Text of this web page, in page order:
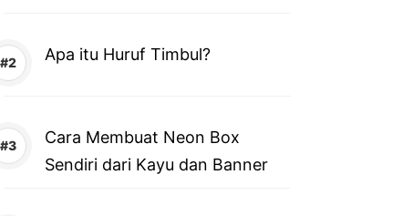
Apa itu Huruf Timbul?
Cara Membuat Neon Box
Sendiri dari Kayu dan Banner